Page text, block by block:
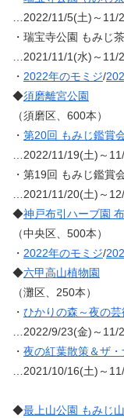
…2022/11/5(土)～11/
・瑞宝寺公園 もみじ
…2021/11/1(水)～11/
・ 2022年のモミジ/
◆須磨離宮公園
（須磨区、600本）
・ 第20回 もみじ鑑賞
…2022/11/19(土)～
・第19回 もみじ鑑賞
…2021/11/20(土)～
◆神戸布引ハーブ園
（中央区、500本）
・ 2022年のモミジ/
◆六甲高山植物園
（灘区、250本）
・ ひかりの森～夜の芸
…2022/9/23(金)～11/
・ 夜の紅葉散策＆ザ
…2021/10/16(土)～
◆最上山公園 もみじ山